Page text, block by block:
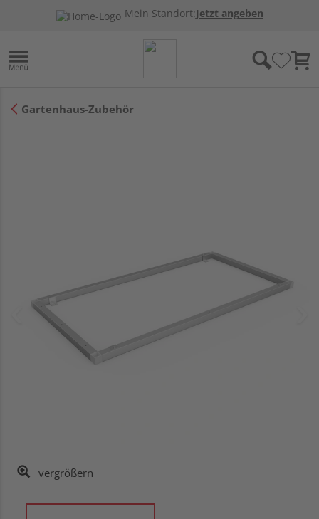
Mein Standort:Jetzt angeben
Gartenhaus-Zubehör
vergrößern